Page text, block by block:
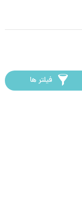
فیلتر ها